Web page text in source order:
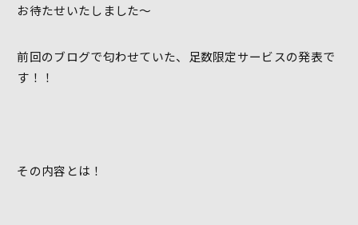
お待たせいたしました～
前回のブログで匂わせていた、足数限定サービスの発表で
す！！
その内容とは！